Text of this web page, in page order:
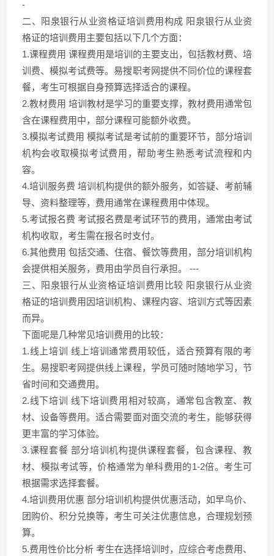
-
二、阳泉银行从业资格证培训费用构成 阳泉银行从业资
格证的培训费用主要包括以下几个方面：
1.课程费用 课程费用是培训的主要支出，包括教材费、培
训费、模拟考试费等。易搜职考网提供不同价位的课程套
餐，考生可根据自身预算选择适合的课程。
2.教材费用 培训教材是学习的重要支撑，教材费用通常包
含在课程费用中，部分课程可能额外收费。
3.模拟考试费用 模拟考试是考试前的重要环节，部分培训
机构会收取模拟考试费用，帮助考生熟悉考试流程和内
容。
4.培训服务费 培训机构提供的额外服务，如答疑、考前辅
导、资料整理等，费用通常在课程费用中体现。
5.考试报名费 考试报名费是考试环节的费用，通常由考试
机构收取，考生需在报名时支付。
6.其他费用 包括交通、住宿、餐饮等费用，部分培训机构
会提供相关服务，费用由学员自行承担。 ---
三、阳泉银行从业资格证培训费用比较 阳泉银行从业资
格证的培训费用因培训机构、课程内容、培训方式等因素
而异。
下面呢是几种常见培训费用的比较：
1.线上培训 线上培训通常费用较低，适合预算有限的考
生。易搜职考网提供线上课程，学员可随时随地学习，节
省时间和交通费用。
2.线下培训 线下培训费用相对较高，通常包含教室、教
材、设备等费用。适合需要面对面交流的考生，能够获得
更丰富的学习体验。
3.课程套餐 部分培训机构提供课程套餐，包含课程、教
材、模拟考试等，价格通常为单科费用的1-2倍。考生可
根据需求选择套餐。
4.培训费用优惠 部分培训机构提供优惠活动，如早鸟价、
团购价、积分兑换等，考生可关注优惠信息，合理规划预
算。
5.费用性价比分析 考生在选择培训时，应综合考虑费用、